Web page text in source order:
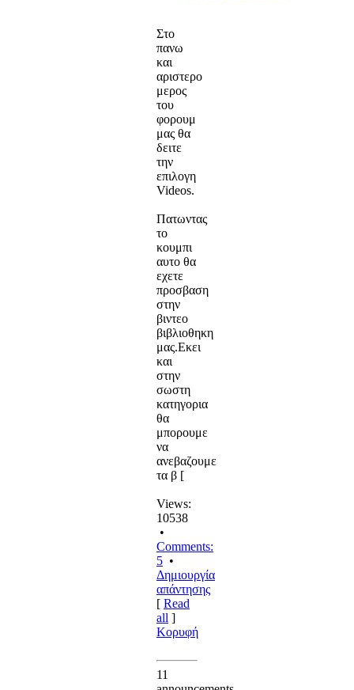
Στο
πανω
και
αριστερο
μερος
του
φορουμ
μας θα
δειτε
την
επιλογη
Videos.
Πατωντας
το
κουμπι
αυτο θα
εχετε
προσβαση
στην
βιντεο
βιβλιοθηκη
μας.Εκει
και
στην
σωστη
κατηγορια
θα
μπορουμε
να
ανεβαζουμε
τα β [
Views:
10538
•
Comments:
5 •
Δημιουργία
απάντησης
[ Read
all ]
Κορυφή
11